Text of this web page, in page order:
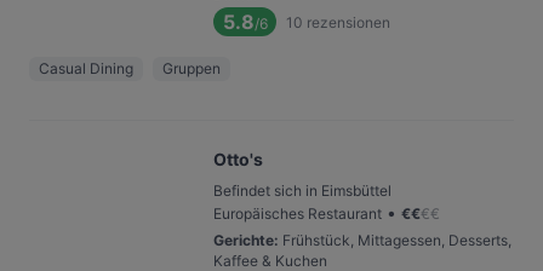
5.8/6 10 rezensionen
Casual Dining Gruppen
Otto's
Befindet sich in Eimsbüttel
Europäisches Restaurant • €€€€
Gerichte: Frühstück, Mittagessen, Desserts,
Kaffee & Kuchen